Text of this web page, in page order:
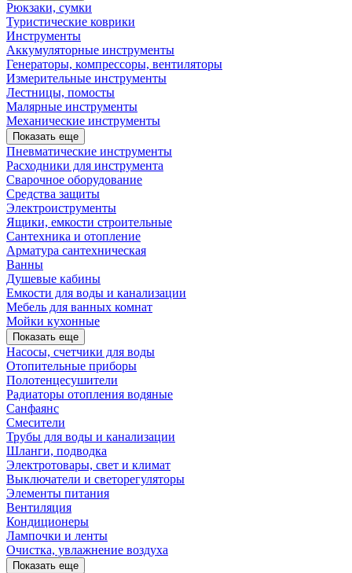
Рюкзаки, сумки
Туристические коврики
Инструменты
Аккумуляторные инструменты
Генераторы, компрессоры, вентиляторы
Измерительные инструменты
Лестницы, помосты
Малярные инструменты
Механические инструменты
Показать еще
Пневматические инструменты
Расходники для инструмента
Сварочное оборудование
Средства защиты
Электроиструменты
Ящики, емкости строительные
Сантехника и отопление
Арматура сантехническая
Ванны
Душевые кабины
Емкости для воды и канализации
Мебель для ванных комнат
Мойки кухонные
Показать еще
Насосы, счетчики для воды
Отопительные приборы
Полотенцесушители
Радиаторы отопления водяные
Санфаянс
Смесители
Трубы для воды и канализации
Шланги, подводка
Электротовары, свет и климат
Выключатели и светорегуляторы
Элементы питания
Вентиляция
Кондиционеры
Лампочки и ленты
Очистка, увлажнение воздуха
Показать еще